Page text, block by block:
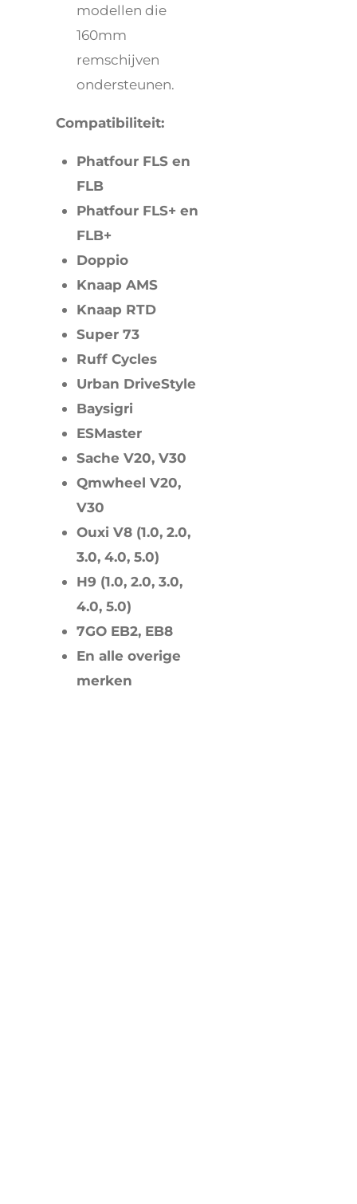
modellen die
160mm
remschijven
ondersteunen.
Compatibiliteit:
Phatfour FLS en
FLB
Phatfour FLS+ en
FLB+
Doppio
Knaap AMS
Knaap RTD
Super 73
Ruff Cycles
Urban DriveStyle
Baysigri
ESMaster
Sache V20, V30
Qmwheel V20,
V30
Ouxi V8 (1.0, 2.0,
3.0, 4.0, 5.0)
H9 (1.0, 2.0, 3.0,
4.0, 5.0)
7GO EB2, EB8
En alle overige
merken